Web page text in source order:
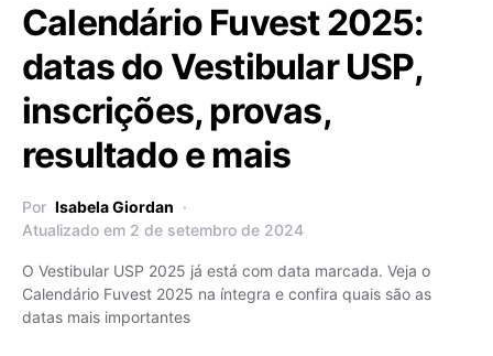
Calendário Fuvest 2025:
datas do Vestibular USP,
inscrições, provas,
resultado e mais
Por Isabela Giordan
Atualizado em 2 de setembro de 2024
O Vestibular USP 2025 já está com data marcada. Veja o
Calendário Fuvest 2025 na íntegra e confira quais são as
datas mais importantes